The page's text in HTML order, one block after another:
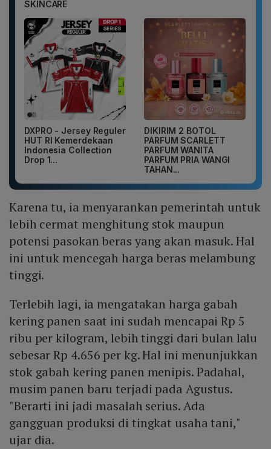
SKINCARE
DXPRO - Jersey Reguler
HUT RI Kemerdekaan
Indonesia Collection
Drop 1...
DIKIRIM 2 BOTOL
PARFUM SCARLETT
PARFUM WANITA
PARFUM PRIA WANGI
TAHAN...
Karena tu, ia menyarankan pemerintah untuk
lebih cermat menghitung stok maupun
potensi pasokan beras yang akan masuk. Hal
ini untuk mencegah harga beras melambung
tinggi.
Terlebih lagi, ia mengatakan harga gabah
kering panen saat ini sudah mencapai Rp 5
ribu per kilogram, lebih tinggi dari bulan lalu
sebesar Rp 4.656 per kg. Hal ini menunjukkan
stok gabah kering panen menipis. Padahal,
musim panen baru terjadi pada Agustus.
"Berarti ini jadi masalah serius. Ada
gangguan produksi di tingkat usaha tani,"
ujar dia.